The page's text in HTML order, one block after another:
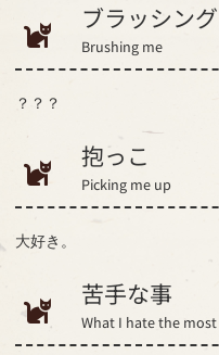
ブラッシング
Brushing me
？？？
抱っこ
Picking me up
大好き。
苦手な事
What I hate the most